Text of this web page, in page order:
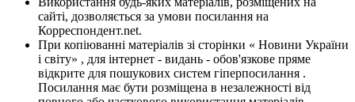
сайті, дозволяється за умови посилання на
Корреспондент.net.
При копіюванні матеріалів зі сторінки « Новини України
і світу» , для інтернет - видань - обов'язкове пряме
відкрите для пошукових систем гіперпосилання .
Посилання має бути розміщена в незалежності від